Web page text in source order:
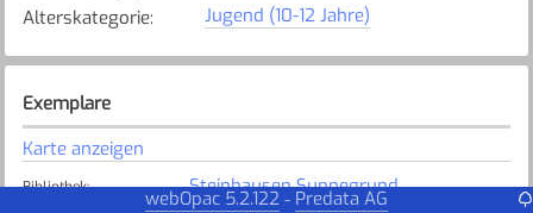
Alterskategorie: Jugend (10-12 Jahre)
Exemplare
Karte anzeigen
Bibliothek: Steinhausen Sunnegrund
webOpac 5.2.122 - Predata AG